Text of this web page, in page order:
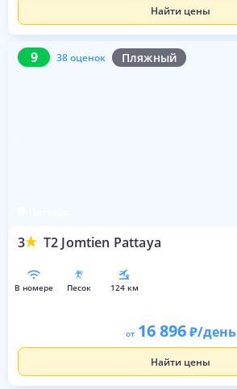
Найти цены
9 38 оценок Пляжный
3 T2 Jomtien Pattaya
9 38 оценок
в номере песок 124 км
от 16 896 /день
Найти цены